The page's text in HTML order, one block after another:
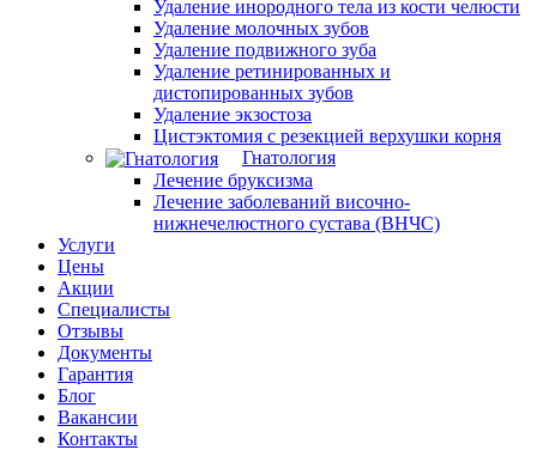
Удаление инородного тела из кости челюсти
Удаление молочных зубов
Удаление подвижного зуба
Удаление ретинированных и
дистопированных зубов
Удаление экзостоза
Цистэктомия с резекцией верхушки корня
Гнатология
Лечение бруксизма
Лечение заболеваний височно-
нижнечелюстного сустава (ВНЧС)
Услуги
Цены
Акции
Специалисты
Отзывы
Документы
Гарантия
Блог
Вакансии
Контакты